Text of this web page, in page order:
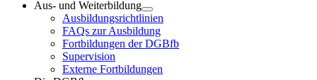
Aus- und Weiterbildung
Ausbildungsrichtlinien
FAQs zur Ausbildung
Fortbildungen der DGBfb
Supervision
Externe Fortbildungen